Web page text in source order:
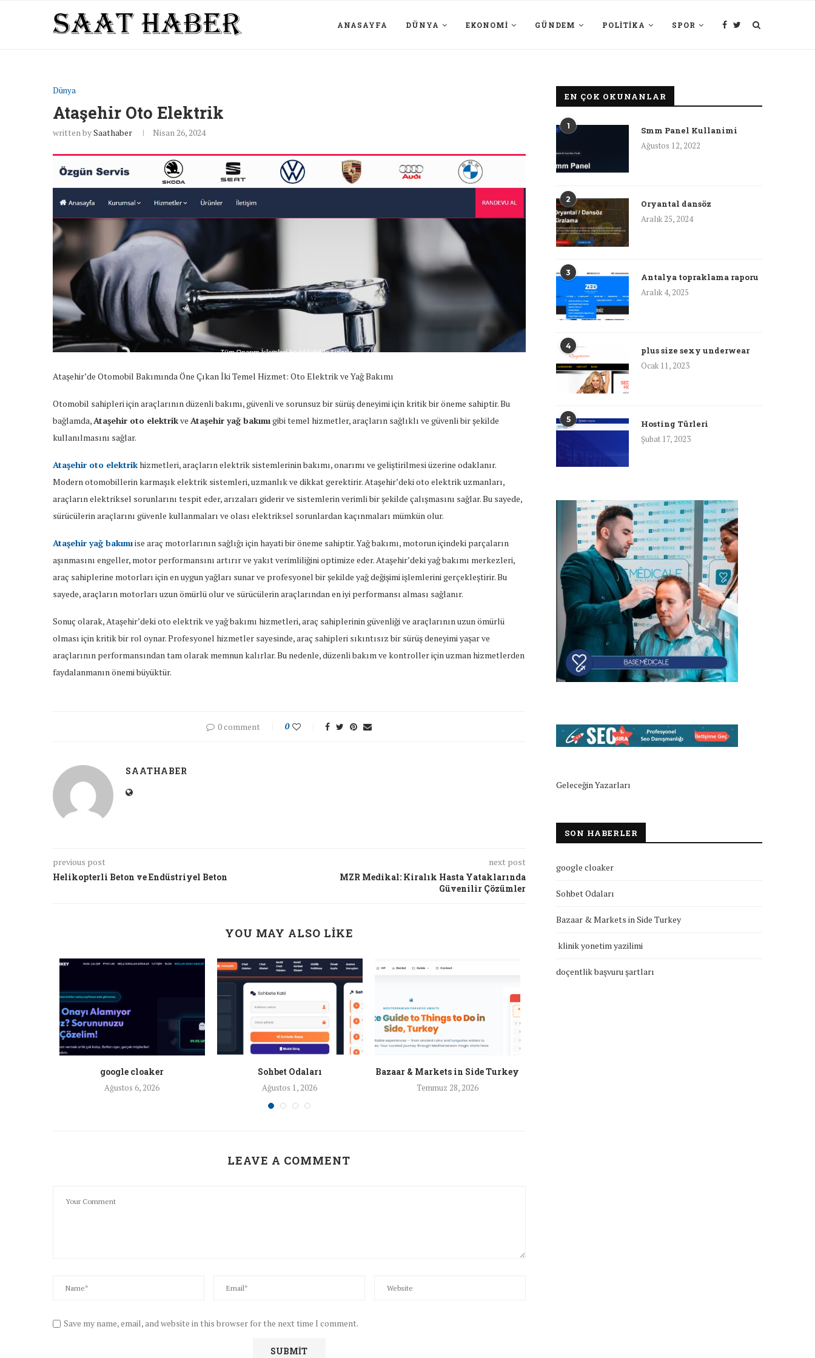
ANASAYFA DÜNYA EKONOMI GÜNDEM POLITIKA SPOR
Dünya
Ataşehir Oto Elektrik
written bySaathaber Nisan 26, 2024
Ataşehir’de Otomobil Bakımında Öne Çıkan İki Temel Hizmet: Oto Elektrik ve Yağ Bakımı
Otomobil sahipleri için araçlarının düzenli bakımı, güvenli ve sorunsuz bir sürüş deneyimi için kritik bir öneme sahiptir. Bu
bağlamda,Ataşehir oto elektrikve Ataşehir yağ bakımıgibi temel hizmetler, araçların sağlıklı ve güvenli bir şekilde
kullanılmasını sağlar.
Ataşehir oto elektrikhizmetleri, araçların elektrik sistemlerinin bakımı, onarımı ve geliştirilmesi üzerine odaklanır.
Modern otomobillerin karmaşık elektrik sistemleri, uzmanlık ve dikkat gerektirir. Ataşehir’deki oto elektrik uzmanları,
araçların elektriksel sorunlarını tespit eder, arızaları giderir ve sistemlerin verimli bir şekilde çalışmasını sağlar. Bu sayede,
sürücülerin araçlarını güvenle kullanmaları ve olası elektriksel sorunlardan kaçınmaları mümkün olur.
Ataşehir yağ bakımıise araç motorlarının sağlığı için hayati bir öneme sahiptir. Yağ bakımı, motorun içindeki parçaların
aşınmasını engeller, motor performansını artırır ve yakıt verimliliğini optimize eder. Ataşehir’deki yağ bakımı merkezleri,
araç sahiplerine motorları için en uygun yağları sunar ve profesyonel bir şekilde yağ değişimi işlemlerini gerçekleştirir. Bu
sayede, araçların motorları uzun ömürlü olur ve sürücülerin araçlarından en iyi performansı alması sağlanır.
Sonuç olarak, Ataşehir’deki oto elektrik ve yağ bakımı hizmetleri, araç sahiplerinin güvenliği ve araçlarının uzun ömürlü
olması için kritik bir rol oynar. Profesyonel hizmetler sayesinde, araç sahipleri sıkıntısız bir sürüş deneyimi yaşar ve
araçlarının performansından tam olarak memnun kalırlar. Bu nedenle, düzenli bakım ve kontroller için uzman hizmetlerden
faydalanmanın önemi büyüktür.
0 comment 0
SAATHABER
previous post
Helikopterli Beton ve Endüstriyel Beton
next post
MZR Medikal: Kiralık Hasta Yataklarında
Güvenilir Çözümler
YOU MAY ALSO LIKE
google cloaker
Ağustos 6, 2026
Sohbet Odaları
Ağustos 1, 2026
Bazaar & Markets in Side Turkey
Temmuz 28, 2026
LEAVE A COMMENT
Save my name, email, and website in this browser for the next time I comment.
EN ÇOK OKUNANLAR
1
Smm Panel Kullanimi
Ağustos 12, 2022
2
Oryantal dansöz
Aralık 25, 2024
3
Antalya topraklama raporu
Aralık 4, 2025
4
plus size sexy underwear
Ocak 11, 2023
5
Hosting Türleri
Şubat 17, 2023
Geleceğin Yazarları
SON HABERLER
google cloaker
Sohbet Odaları
Bazaar & Markets in Side Turkey
klinik yonetim yazilimi
doçentlik başvuru şartları